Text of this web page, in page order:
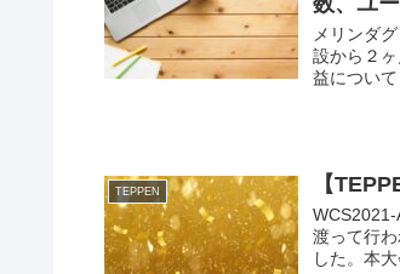
メリンダ
設から２
益について
TEPPEN 【
渡って行
した。本